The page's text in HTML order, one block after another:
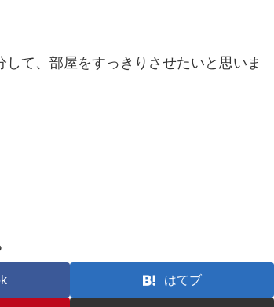
て、部屋をすっきりさせたいと思いま
はてブ